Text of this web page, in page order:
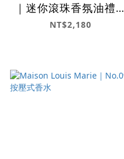
｜迷你滾珠香氛油禮盒
(Discovery Set)
NT$2,180